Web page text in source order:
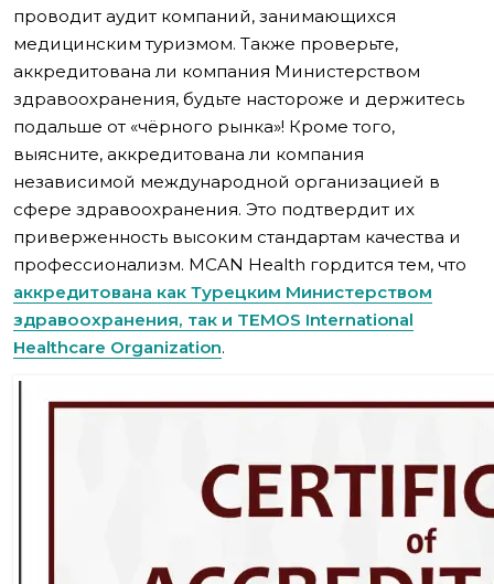
проводит аудит компаний, занимающихся
медицинским туризмом. Также проверьте,
аккредитована ли компания Министерством
здравоохранения, будьте настороже и держитесь
подальше от «чёрного рынка»! Кроме того,
выясните, аккредитована ли компания
независимой международной организацией в
сфере здравоохранения. Это подтвердит их
приверженность высоким стандартам качества и
профессионализм. MCAN Health гордится тем, что
аккредитована как Турецким Министерством
здравоохранения, так и TEMOS International
Healthcare Organization.